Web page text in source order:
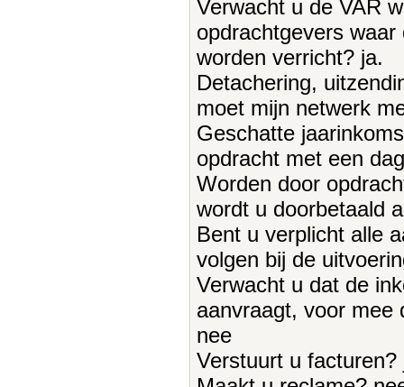
Verwacht u de VAR
opdrachtgevers
worden verricht? ja.
Detachering,
moet mijn netwerk
Geschatte
opdracht met een
Worden door
wordt u doorbetaald
Bent u verplicht alle
volgen bij de
Verwacht u dat de
aanvraagt, voor mee
nee
Verstuurt u facturen?